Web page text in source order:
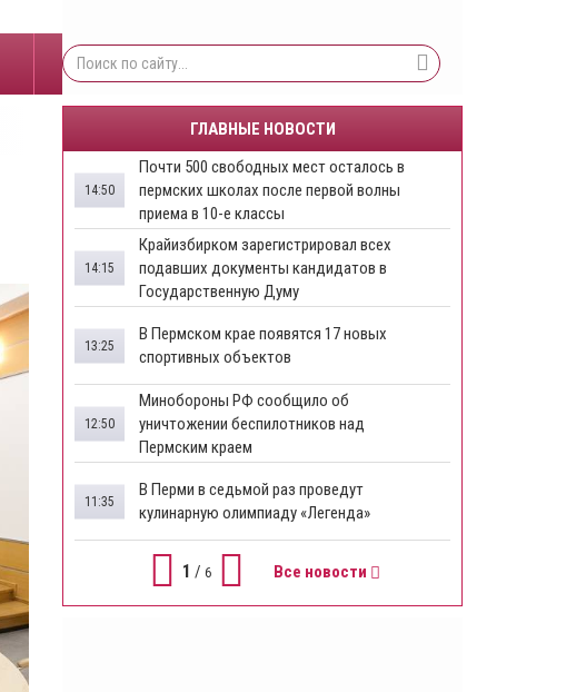
ГЛАВНЫЕ НОВОСТИ
Почти 500 свободных мест осталось в
пермских школах после первой волны
приема в 10-е классы
14:50
Крайизбирком зарегистрировал всех
подавших документы кандидатов в
Государственную Думу
14:15
​В Пермском крае появятся 17 новых
спортивных объектов
13:25
Минобороны РФ сообщило об
уничтожении беспилотников над
Пермским краем
12:50
В Перми в седьмой раз проведут
кулинарную олимпиаду «Легенда»
11:35
1 / 6 Все новости